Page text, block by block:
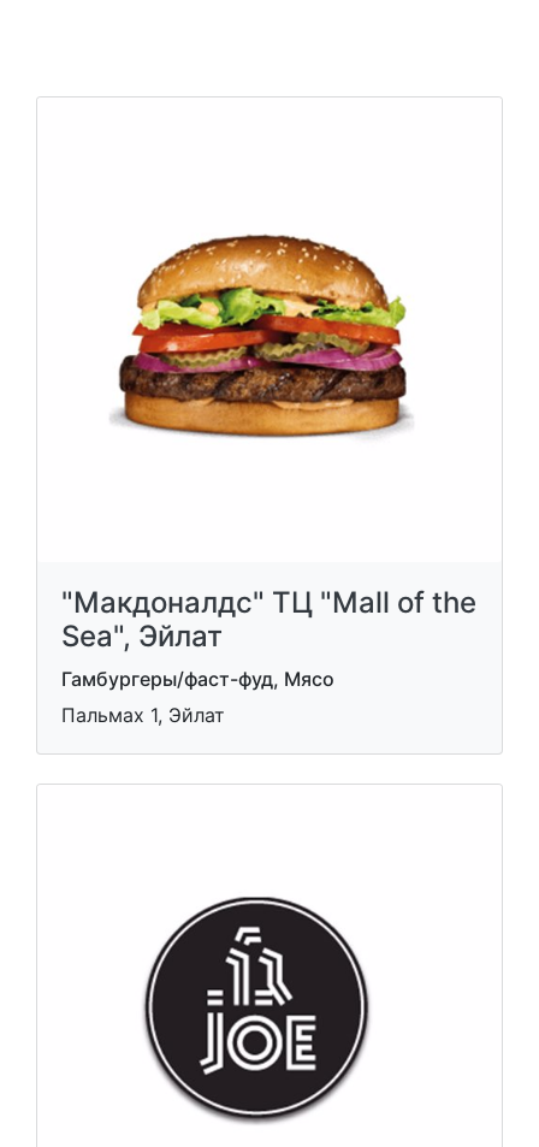
"Макдоналдс" ТЦ "Mall of the
Sea", Эйлат
Гамбургеры/фаст-фуд, Мясо
Пальмах 1, Эйлат